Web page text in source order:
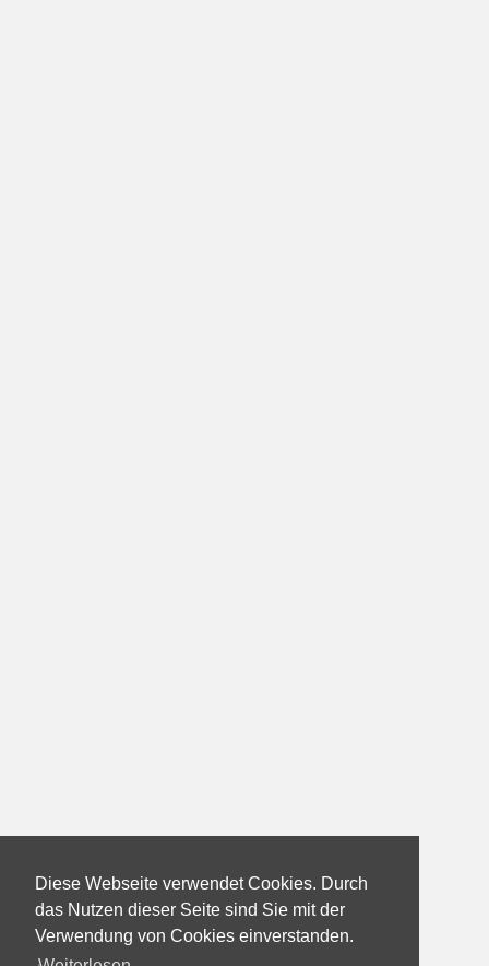
Diese Webseite verwendet Cookies. Durch
das Nutzen dieser Seite sind Sie mit der
Verwendung von Cookies einverstanden.